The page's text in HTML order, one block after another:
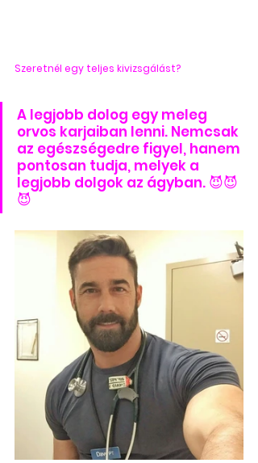
Szeretnél egy teljes kivizsgálást?
A legjobb dolog egy meleg
orvos karjaiban lenni. Nemcsak
az egészségedre figyel, hanem
pontosan tudja, melyek a
legjobb dolgok az ágyban. 😈😈
😈